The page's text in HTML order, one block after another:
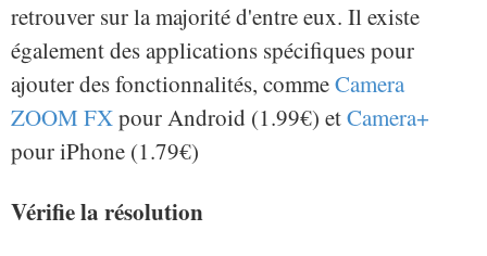
retrouver sur la majorité d'entre eux. Il existe
également des applications spécifiques pour
ajouter des fonctionnalités, commeCamera
ZOOM FXpour Android (1.99€) etCamera+
pour iPhone (1.79€)
Vérifie la résolution